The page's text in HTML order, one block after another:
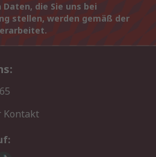
die Sie uns bei
stellen, werden gemäß der
Kontakt